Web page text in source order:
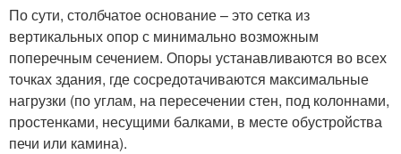
По сути, столбчатое основание – это сетка из
вертикальных опор с минимально возможным
поперечным сечением. Опоры устанавливаются во всех
точках здания, где сосредотачиваются максимальные
нагрузки (по углам, на пересечении стен, под колоннами,
простенками, несущими балками, в месте обустройства
печи или камина).